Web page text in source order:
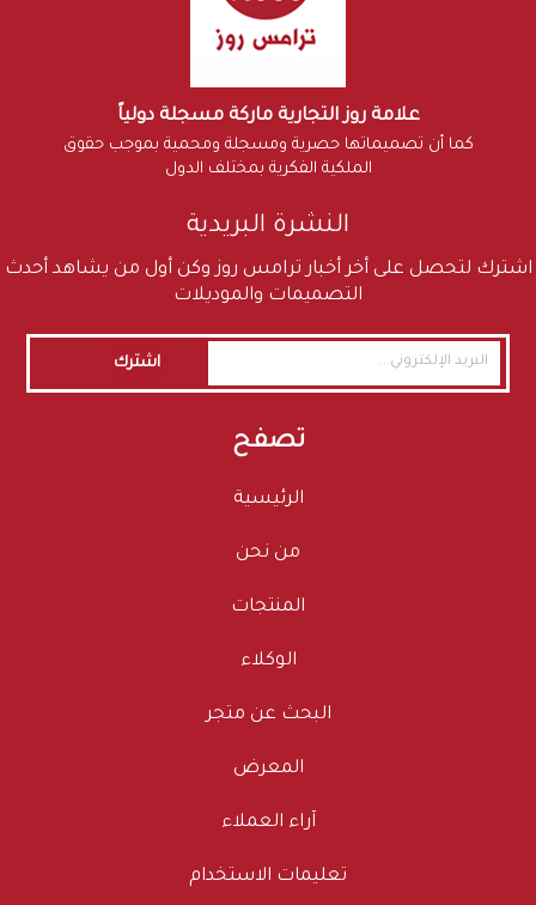
علامة روز التجارية ماركة مسجلة دولياً
كما أن تصميماتها حصرية ومسجلة ومحمية بموجب حقوق
الملكية الفكرية بمختلف الدول
النشرة البريدية
اشترك لتحصل على أخر أخبار ترامس روز وكن أول من يشاهد أحدث
التصميمات والموديلات
اشترك
تصفح
الرئيسية
من نحن
المنتجات
الوكلاء
البحث عن متجر
المعرض
آراء العملاء
تعليمات الاستخدام